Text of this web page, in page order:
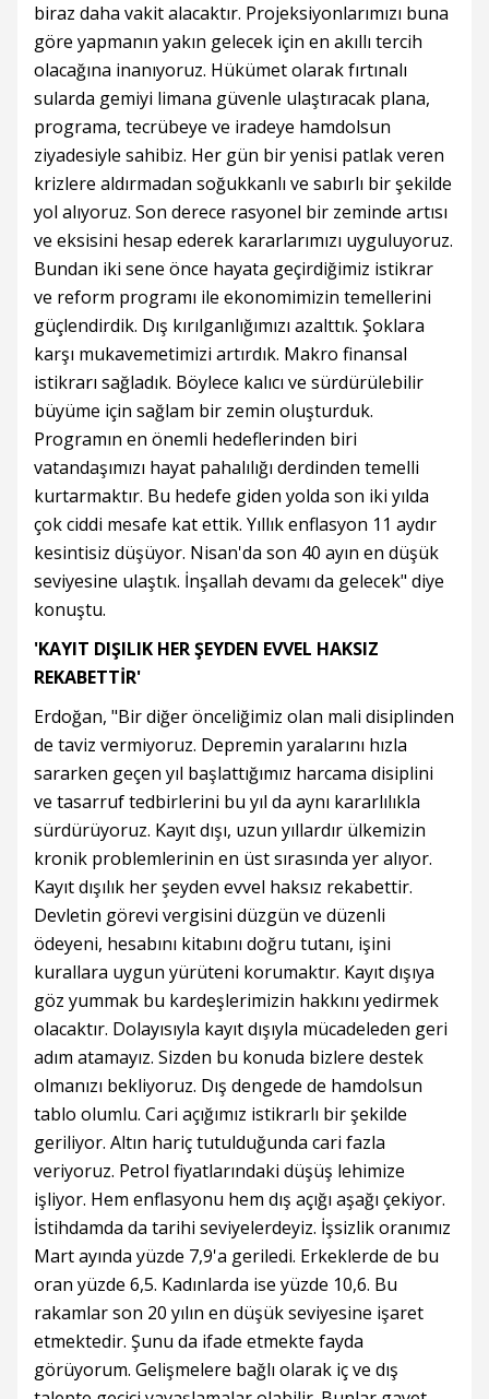
biraz daha vakit alacaktır. Projeksiyonlarımızı buna
göre yapmanın yakın gelecek için en akıllı tercih
olacağına inanıyoruz. Hükümet olarak fırtınalı
sularda gemiyi limana güvenle ulaştıracak plana,
programa, tecrübeye ve iradeye hamdolsun
ziyadesiyle sahibiz. Her gün bir yenisi patlak veren
krizlere aldırmadan soğukkanlı ve sabırlı bir şekilde
yol alıyoruz. Son derece rasyonel bir zeminde artısı
ve eksisini hesap ederek kararlarımızı uyguluyoruz.
Bundan iki sene önce hayata geçirdiğimiz istikrar
ve reform programı ile ekonomimizin temellerini
güçlendirdik. Dış kırılganlığımızı azalttık. Şoklara
karşı mukavemetimizi artırdık. Makro finansal
istikrarı sağladık. Böylece kalıcı ve sürdürülebilir
büyüme için sağlam bir zemin oluşturduk.
Programın en önemli hedeflerinden biri
vatandaşımızı hayat pahalılığı derdinden temelli
kurtarmaktır. Bu hedefe giden yolda son iki yılda
çok ciddi mesafe kat ettik. Yıllık enflasyon 11 aydır
kesintisiz düşüyor. Nisan'da son 40 ayın en düşük
seviyesine ulaştık. İnşallah devamı da gelecek" diye
konuştu.
'KAYIT DIŞILIK HER ŞEYDEN EVVEL HAKSIZ
REKABETTİR'
Erdoğan, "Bir diğer önceliğimiz olan mali disiplinden
de taviz vermiyoruz. Depremin yaralarını hızla
sararken geçen yıl başlattığımız harcama disiplini
ve tasarruf tedbirlerini bu yıl da aynı kararlılıkla
sürdürüyoruz. Kayıt dışı, uzun yıllardır ülkemizin
kronik problemlerinin en üst sırasında yer alıyor.
Kayıt dışılık her şeyden evvel haksız rekabettir.
Devletin görevi vergisini düzgün ve düzenli
ödeyeni, hesabını kitabını doğru tutanı, işini
kurallara uygun yürüteni korumaktır. Kayıt dışıya
göz yummak bu kardeşlerimizin hakkını yedirmek
olacaktır. Dolayısıyla kayıt dışıyla mücadeleden geri
adım atamayız. Sizden bu konuda bizlere destek
olmanızı bekliyoruz. Dış dengede de hamdolsun
tablo olumlu. Cari açığımız istikrarlı bir şekilde
geriliyor. Altın hariç tutulduğunda cari fazla
veriyoruz. Petrol fiyatlarındaki düşüş lehimize
işliyor. Hem enflasyonu hem dış açığı aşağı çekiyor.
İstihdamda da tarihi seviyelerdeyiz. İşsizlik oranımız
Mart ayında yüzde 7,9'a geriledi. Erkeklerde de bu
oran yüzde 6,5. Kadınlarda ise yüzde 10,6. Bu
rakamlar son 20 yılın en düşük seviyesine işaret
etmektedir. Şunu da ifade etmekte fayda
görüyorum. Gelişmelere bağlı olarak iç ve dış